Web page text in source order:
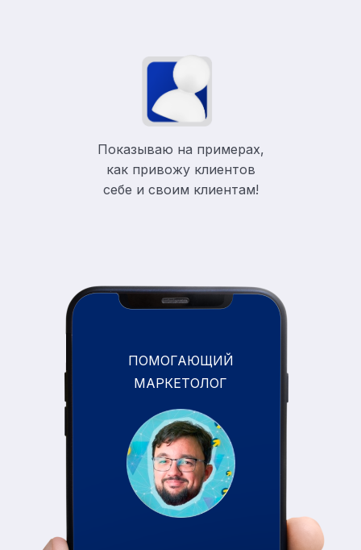
Показываю на примерах,
как привожу клиентов
себе и своим клиентам!
ПОМОГАЮЩИЙ
МАРКЕТОЛОГ